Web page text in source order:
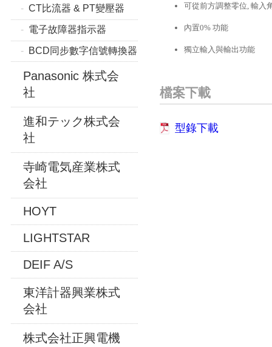
CT比流器 & PT變壓器
電子故障器指示器
BCD同步數字信號轉換器
Panasonic 株式会
社
進和テック株式会
社
寺崎電気産業株式
会社
HOYT
LIGHTSTAR
DEIF A/S
東洋計器興業株式
会社
株式会社正興電機
可從前方調整零位, 輸入
內置0% 功能
獨立輸入與輸出功能
檔案下載
型錄下載